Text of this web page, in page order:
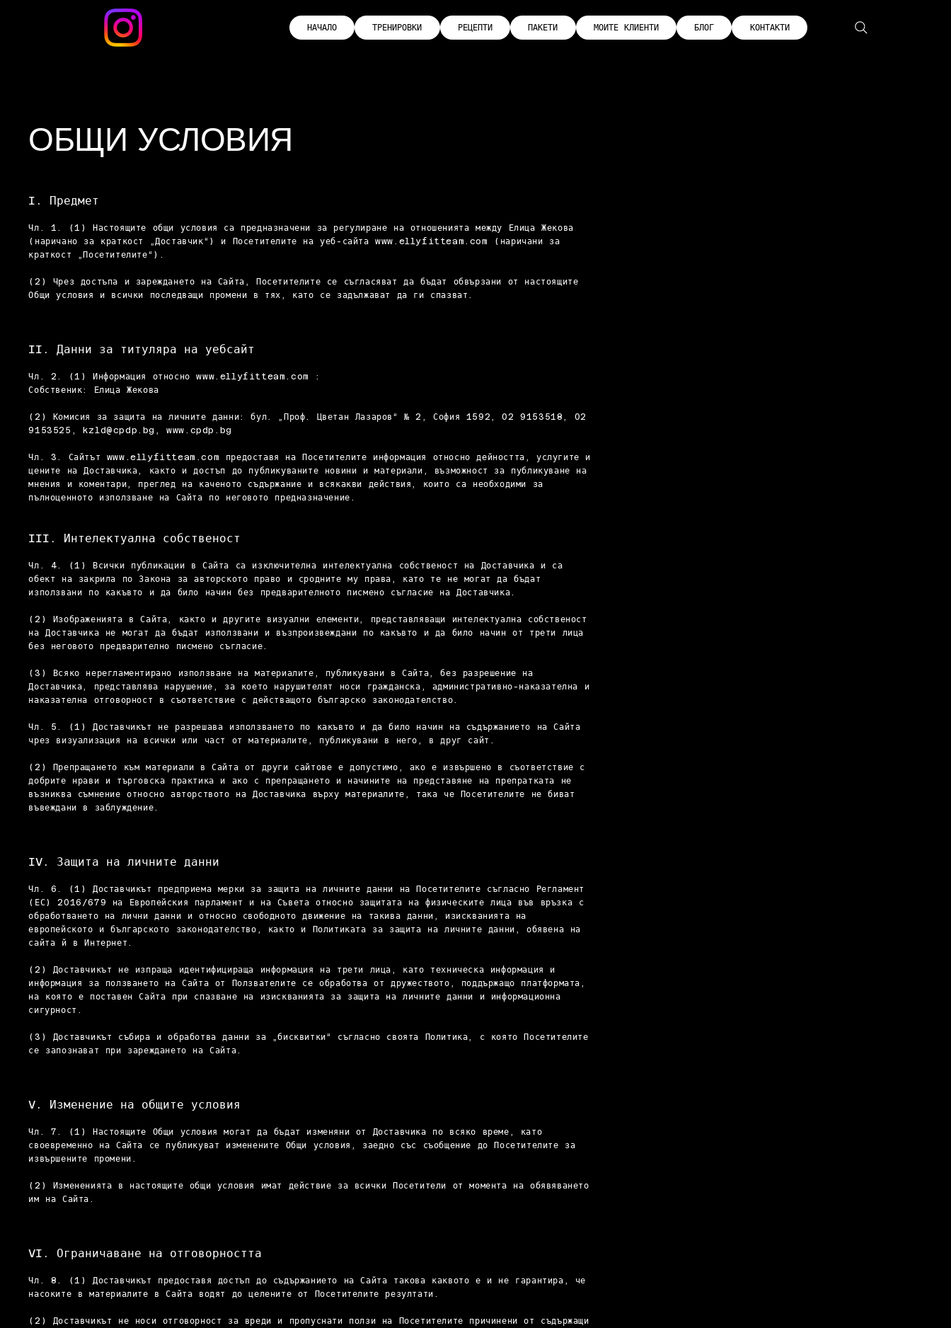
НАЧАЛО ТРЕНИРОВКИ РЕЦЕПТИ ПАКЕТИ МОИТЕ КЛИЕНТИ БЛОГ КОНТАКТИ
ОБЩИ УСЛОВИЯ
I. Предмет
Чл. 1. (1) Настоящите общи условия са предназначени за регулиране на отношенията между Елица Жекова
(наричано за краткост „Доставчик“) и Посетителите на уеб-сайтаwww.ellyfitteam.com
(наричани за
краткост „Посетителите“).
(2) Чрез достъпа и зареждането на Сайта, Посетителите се съгласяват да бъдат обвързани от настоящите
Общи условия и всички последващи промени в тях, като се задължават да ги спазват.
II. Данни за титуляра на уебсайт
Чл. 2. (1) Информация относноwww.ellyfitteam.com
:
Собственик: Елица Жекова
(2) Комисия за защита на личните данни: бул. „Проф. Цветан Лазаров“ № 2, София 1592, 02 9153518, 02
9153525, kzld@cpdp.bg ,www.cpdp.bg
Чл. 3. Сайтът www.ellyfitteam.com предоставя на Посетителите информация относно дейността, услугите и
цените на Доставчика, както и достъп до публикуваните новини и материали, възможност за публикуване на
мнения и коментари, преглед на каченото съдържание и всякакви действия, които са необходими за
пълноценното използване на Сайта по неговото предназначение.
III. Интелектуална собственост
Чл. 4. (1) Всички публикации в Сайта са изключителна интелектуална собственост на Доставчика и са
обект на закрила по Закона за авторското право и сродните му права, като те не могат да бъдат
използвани по какъвто и да било начин без предварителното писмено съгласие на Доставчика.
(2) Изображенията в Сайта, както и другите визуални елементи, представляващи интелектуална собственост
на Доставчика не могат да бъдат използвани и възпроизвеждани по какъвто и да било начин от трети лица
без неговото предварително писмено съгласие.
(3) Всяко нерегламентирано използване на материалите, публикувани в Сайта, без разрешение на
Доставчика, представлява нарушение, за което нарушителят носи гражданска, административно-наказателна и
наказателна отговорност в съответствие с действащото българско законодателство.
Чл. 5. (1) Доставчикът не разрешава използването по какъвто и да било начин на съдържанието на Сайта
чрез визуализация на всички или част от материалите, публикувани в него, в друг сайт.
(2) Препращането към материали в Сайта от други сайтове е допустимо, ако е извършено в съответствие с
добрите нрави и търговска практика и ако с препращането и начините на представяне на препратката не
възниква съмнение относно авторството на Доставчика върху материалите, така че Посетителите не биват
въвеждани в заблуждение.
IV. Защита на личните данни
Чл. 6. (1) Доставчикът предприема мерки за защита на личните данни на Посетителите съгласно Регламент
(ЕС) 2016/679 на Европейския парламент и на Съвета относно защитата на физическите лица във връзка с
обработването на лични данни и относно свободното движение на такива данни, изискванията на
европейското и българското законодателство, както и Политиката за защита на личните данни, обявена на
сайта й в Интернет.
(2) Доставчикът не изпраща идентифицираща информация на трети лица, като техническа информация и
информация за ползването на Сайта от Ползвателите се обработва от дружеството, поддържащо платформата,
на която е поставен Сайта при спазване на изискванията за защита на личните данни и информационна
сигурност.
(3) Доставчикът събира и обработва данни за „бисквитки“ съгласно своята Политика, с която Посетителите
се запознават при зареждането на Сайта.
V. Изменение на общите условия
Чл. 7. (1) Настоящите Общи условия могат да бъдат изменяни от Доставчика по всяко време, като
своевременно на Сайта се публикуват изменените Общи условия, заедно със съобщение до Посетителите за
извършените промени.
(2) Измененията в настоящите общи условия имат действие за всички Посетители от момента на обявяването
им на Сайта.
VI. Ограничаване на отговорността
Чл. 8. (1) Доставчикът предоставя достъп до съдържанието на Сайта такова каквото е и не гарантира, че
насоките в материалите в Сайта водят до целените от Посетителите резултати.
(2) Доставчикът не носи отговорност за вреди и пропуснати ползи на Посетителите причинени от съдържащи